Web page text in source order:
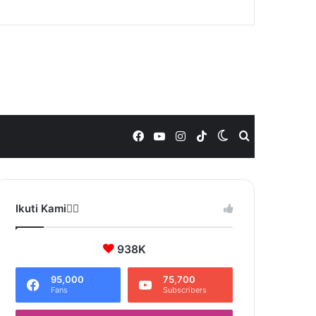
Switch
skin
TikTok
Instagram
YouTube
Facebook
Ikuti Kami❤️‍🔥
938K
95,000
Fans
75,700
Subscribers